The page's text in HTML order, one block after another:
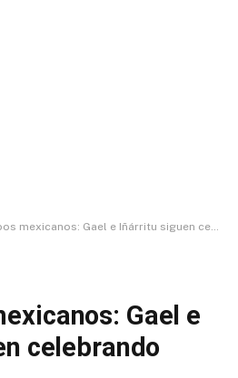
mexicanos: Gael e Iñárritu siguen celebrando
Gael e
celebrando